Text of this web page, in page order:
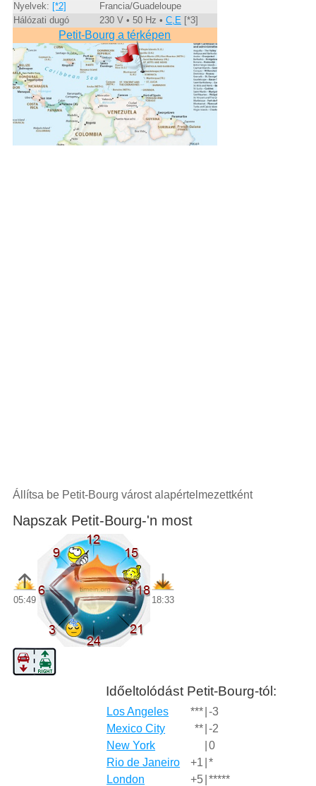
Nyelvek: [*2]
Francia/Guadeloupe
Hálózati dugó
230 V • 50 Hz • C,E[*3]
Petit-Bourg a térképen
Állítsa be Petit-Bourg várost alapértelmezettként
Napszak Petit-Bourg-'n most
05:49 18:33
Időeltolódást Petit-Bourg-tól:
Los Angeles *** -3
Mexico City
** -2
New York
0
Rio de Janeiro
+1 *
London
+5 *****